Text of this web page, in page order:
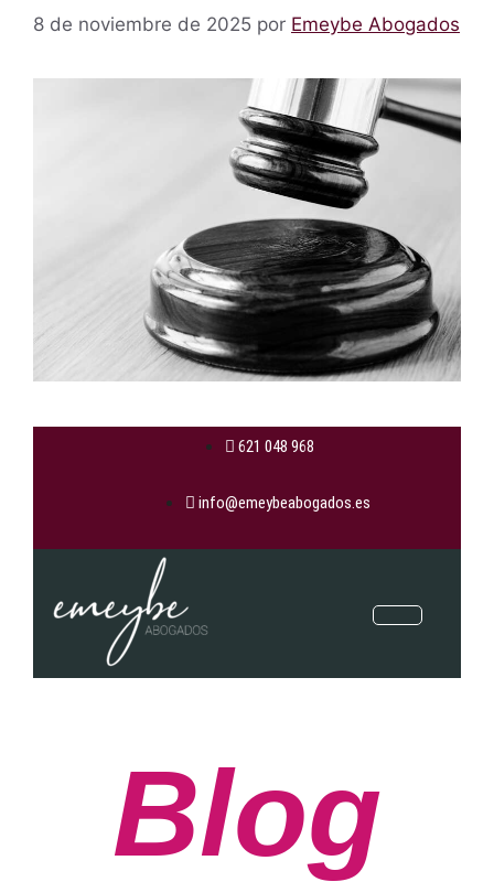
8 de noviembre de 2025 por Emeybe Abogados
621 048 968
info@emeybeabogados.es
Blog